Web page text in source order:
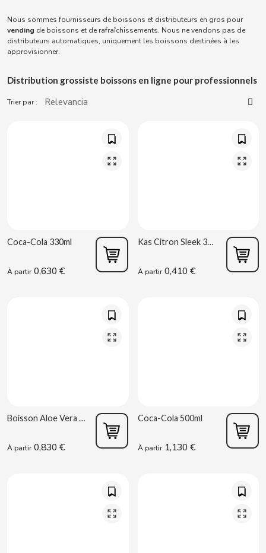
Jus - Milkshakes
Sucreries
Snacks - Salé
Anacardos al por mayor
Parapharmacie
Masturbateurs
Vibrateurs
ABS
ADRIEN LASTIC
Nous sommes fournisseurs de boissons et distributeurs en gros pour
vending de boissons et de rafraîchissements. Nous ne vendons pas de
distributeurs automatiques, uniquement les boissons destinées à les
approvisionner.
Distribution grossiste boissons en ligne pour professionnels
Trier par :
Coca-Cola 330ml
À partir 0,630 €
Kas Citron Sleek 330ml
À partir 0,410 €
Boisson Aloe Vera Mangue 500ml T'best
À partir 0,830 €
Coca-Cola 500ml
À partir1,130 €